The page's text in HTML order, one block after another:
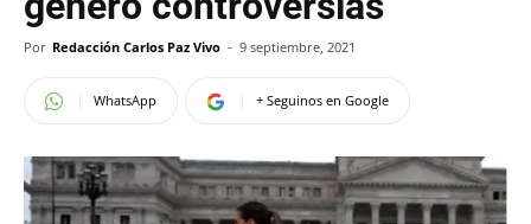
Por Redacción Carlos Paz Vivo - 9 septiembre, 2021
WhatsApp + Seguinos en Google